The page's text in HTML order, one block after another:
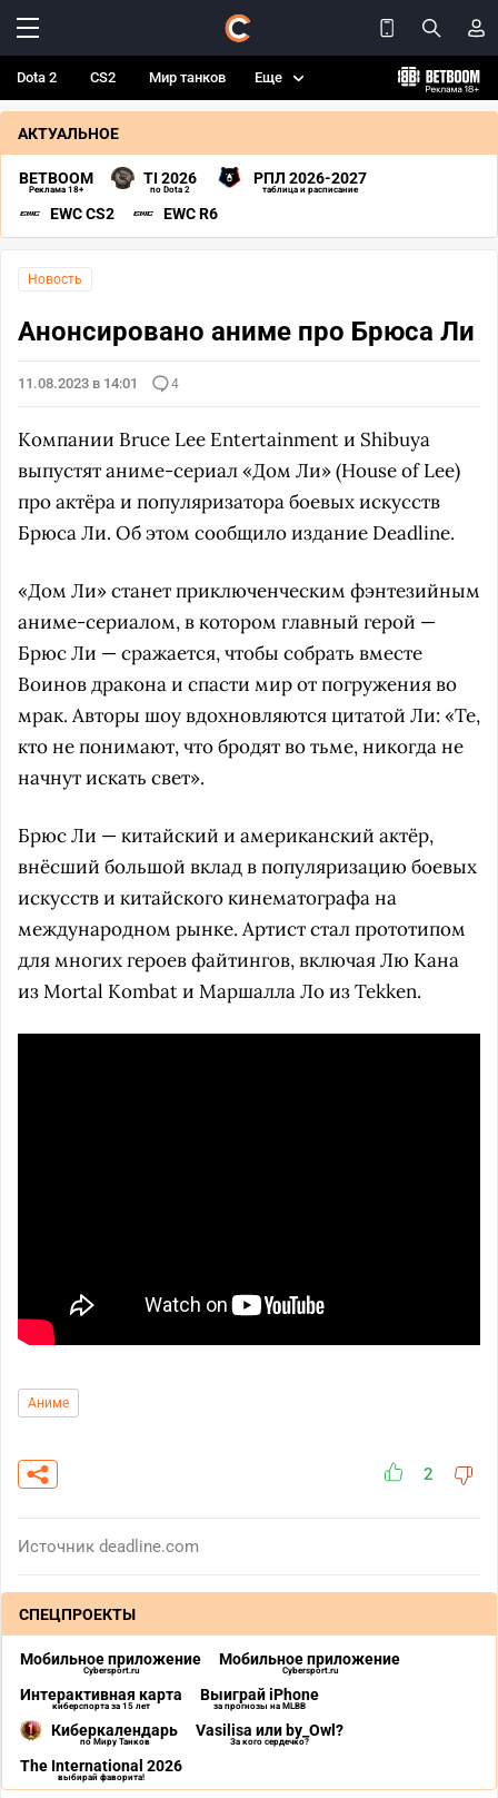
Dota 2 CS2 Мир танков Еще
АКТУАЛЬНОЕ
BETBOOM
Реклама 18+
TI 2026
по Dota 2
РПЛ 2026-2027
таблица и расписание
EWC CS2 EWC R6
Новость
Анонсировано аниме про Брюса Ли
11.08.2023 в 14:01 4
Компании Bruce Lee Entertainment и Shibuya
выпустят аниме-сериал «Дом Ли» (House of Lee)
про актёра и популяризатора боевых искусств
Брюса Ли. Об этом сообщило издание Deadline.
«Дом Ли» станет приключенческим фэнтезийным
аниме-сериалом, в котором главный герой —
Брюс Ли — сражается, чтобы собрать вместе
Воинов дракона и спасти мир от погружения во
мрак. Авторы шоу вдохновляются цитатой Ли: «Те,
кто не понимают, что бродят во тьме, никогда не
начнут искать свет».
Брюс Ли — китайский и американский актёр,
внёсший большой вклад в популяризацию боевых
искусств и китайского кинематографа на
международном рынке. Артист стал прототипом
для многих героев файтингов, включая Лю Кана
из Mortal Kombat и Маршалла Ло из Tekken.
Аниме
2
Источник deadline.com
СПЕЦПРОЕКТЫ
Мобильное приложение
Cybersport.ru
Мобильное приложение
Cybersport.ru
Интерактивная карта
киберспорта за 15 лет
Выиграй iPhone
за прогнозы на MLBB
Киберкалендарь
по Миру Танков
Vasilisa или by_Owl?
За кого сердечко?
The International 2026
выбирай фаворита!